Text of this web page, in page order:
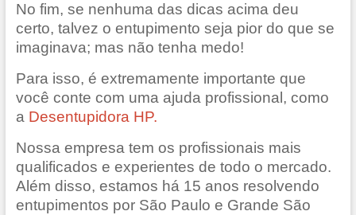
No fim, se nenhuma das dicas acima deu
certo, talvez o entupimento seja pior do que se
imaginava; mas não tenha medo!
Para isso, é extremamente importante que
você conte com uma ajuda profissional, como
a Desentupidora HP.
Nossa empresa tem os profissionais mais
qualificados e experientes de todo o mercado.
Além disso, estamos há 15 anos resolvendo
entupimentos por São Paulo e Grande São